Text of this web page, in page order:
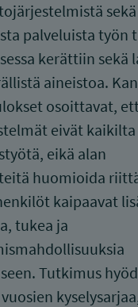
sekä
palveluista työn
kerättiin sekä
aineistoa.
osoittavat,
eivät kaikilta
eikä alan
huomioida
kaipaavat
tukea ja
Tutkimus